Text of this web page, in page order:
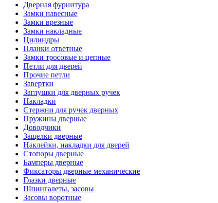
Дверная фурнитура
Замки навесные
Замки врезные
Замки накладные
Цилиндры
Планки ответные
Замки тросовые и цепные
Петли для дверей
Прочие петли
Завертки
Заглушки для дверных ручек
Накладки
Стержни для ручек дверных
Пружины дверные
Доводчики
Защелки дверные
Наклейки, накладки для дверей
Стопоры дверные
Бамперы дверные
Фиксаторы дверные механические
Глазки дверные
Шпингалеты, засовы
Засовы воротные